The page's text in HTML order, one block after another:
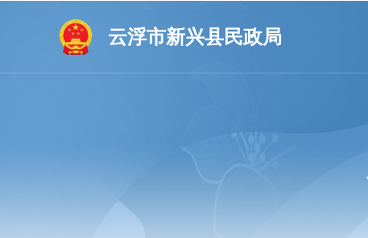
云浮市新兴县民政局